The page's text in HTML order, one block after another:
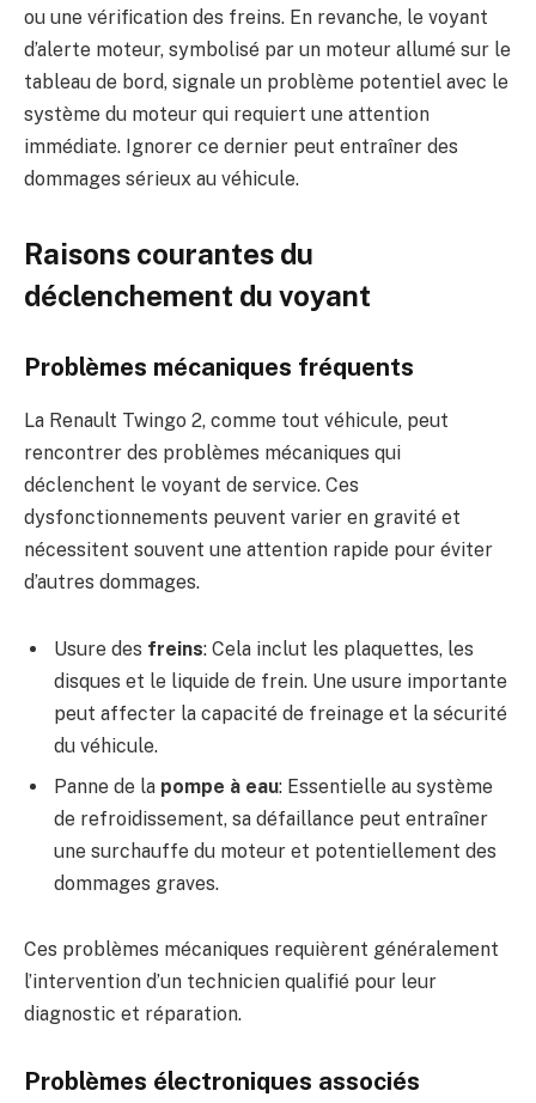
ou une vérification des freins. En revanche, le voyant
d’alerte moteur, symbolisé par un moteur allumé sur le
tableau de bord, signale un problème potentiel avec le
système du moteur qui requiert une attention
immédiate. Ignorer ce dernier peut entraîner des
dommages sérieux au véhicule.
Raisons courantes du
déclenchement du voyant
Problèmes mécaniques fréquents
La Renault Twingo 2, comme tout véhicule, peut
rencontrer des problèmes mécaniques qui
déclenchent le voyant de service. Ces
dysfonctionnements peuvent varier en gravité et
nécessitent souvent une attention rapide pour éviter
d’autres dommages.
Usure des freins: Cela inclut les plaquettes, les
disques et le liquide de frein. Une usure importante
peut affecter la capacité de freinage et la sécurité
du véhicule.
Panne de la pompe à eau: Essentielle au système
de refroidissement, sa défaillance peut entraîner
une surchauffe du moteur et potentiellement des
dommages graves.
Ces problèmes mécaniques requièrent généralement
l’intervention d’un technicien qualifié pour leur
diagnostic et réparation.
Problèmes électroniques associés